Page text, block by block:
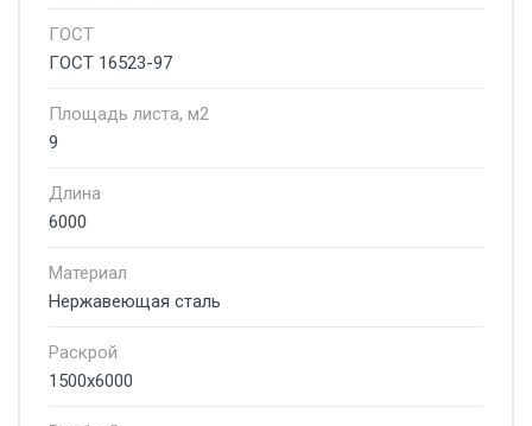
ГОСТ
ГОСТ 16523-97
Площадь листа, м2
9
Длина
6000
Материал
Нержавеющая сталь
Раскрой
1500х6000